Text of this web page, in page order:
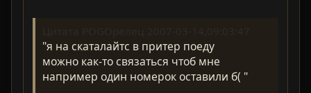
"я на скаталайтс в притер поеду
можно как-то связаться чтоб мне
например один номерок оставили б( "